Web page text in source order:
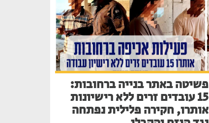
פשיטה באתר בנייה ברחובות:
15 עובדים זרים ללא רישיונות
אותרו, חקירה פלילית נפתחה